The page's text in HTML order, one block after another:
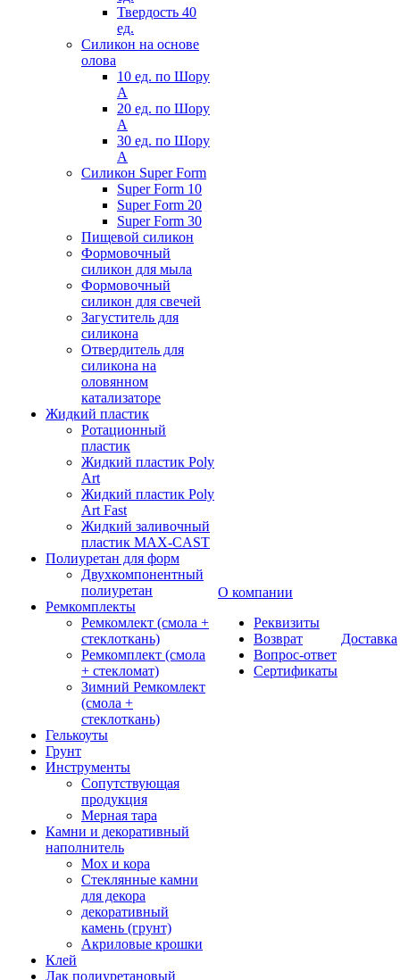
Твердость 40
ед.
Силикон на основе
олова
10 ед. по Шору
А
20 ед. по Шору
А
30 ед. по Шору
А
Силикон Super Form
Super Form 10
Super Form 20
Super Form 30
Пищевой силикон
Формовочный
силикон для мыла
Формовочный
силикон для свечей
Загуститель для
силикона
Отвердитель для
силикона на
оловянном
катализаторе
Жидкий пластик
Ротационный
пластик
Жидкий пластик Poly
Art
Жидкий пластик Poly
Art Fast
Жидкий заливочный
пластик MAX-CAST
Полиуретан для форм
Двухкомпонентный
полиуретан
Ремкомплекты
Ремкомлект (смола +
стеклоткань)
Ремкомплект (смола
+ стекломат)
Зимний Ремкомлект
(смола +
стеклоткань)
Гелькоуты
Грунт
Инструменты
Сопутствующая
продукция
Мерная тара
Камни и декоративный
наполнитель
Мох и кора
Стеклянные камни
для декора
декоративный
камень (грунт)
Акриловые крошки
Клей
Лак полиуретановый
О компании
Реквизиты
Возврат
Вопрос-ответ
Сертификаты
Доставка